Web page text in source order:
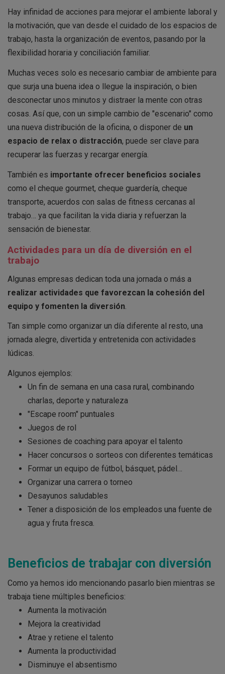
Hay infinidad de acciones para mejorar el ambiente laboral y
la motivación, que van desde el cuidado de los espacios de
trabajo, hasta la organización de eventos, pasando por la
flexibilidad horaria y conciliación familiar.
Muchas veces solo es necesario cambiar de ambiente para
que surja una buena idea o llegue la inspiración, o bien
desconectar unos minutos y distraer la mente con otras
cosas. Así que, con un simple cambio de "escenario" como
una nueva distribución de la oficina, o disponer de un
espacio de relax o distracción, puede ser clave para
recuperar las fuerzas y recargar energía.
También es importante ofrecer beneficios sociales
como el cheque gourmet, cheque guardería, cheque
transporte, acuerdos con salas de fitness cercanas al
trabajo… ya que facilitan la vida diaria y refuerzan la
sensación de bienestar.
Actividades para un día de diversión en el
trabajo
Algunas empresas dedican toda una jornada o más a
realizar actividades que favorezcan la cohesión del
equipo y fomenten la diversión
Tan simple como organizar un día diferente al resto, una
jornada alegre, divertida y entretenida con actividades
lúdicas.
Algunos ejemplos:
Un fin de semana en una casa rural, combinando
charlas, deporte y naturaleza
"Escape room" puntuales
Juegos de rol
Sesiones de coaching para apoyar el talento
Hacer concursos o sorteos con diferentes temáticas
Formar un equipo de fútbol, básquet, pádel…
Organizar una carrera o torneo
Desayunos saludables
Tener a disposición de los empleados una fuente de
agua y fruta fresca.
Beneficios de trabajar con diversión
Como ya hemos ido mencionando pasarlo bien mientras se
trabaja tiene múltiples beneficios:
Aumenta la motivación
Mejora la creatividad
Atrae y retiene el talento
Aumenta la productividad
Disminuye el absentismo